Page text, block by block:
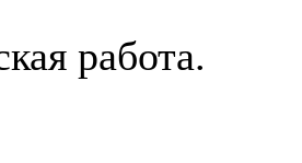
работа.